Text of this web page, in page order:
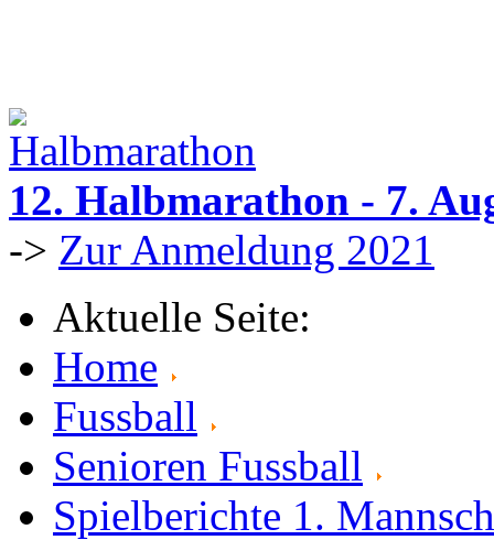
12. Halbmarathon - 7.
-> Zur Anmeldung 2021
Aktuelle Seite:
Home
Fussball
Senioren Fussball
Spielberichte 1.